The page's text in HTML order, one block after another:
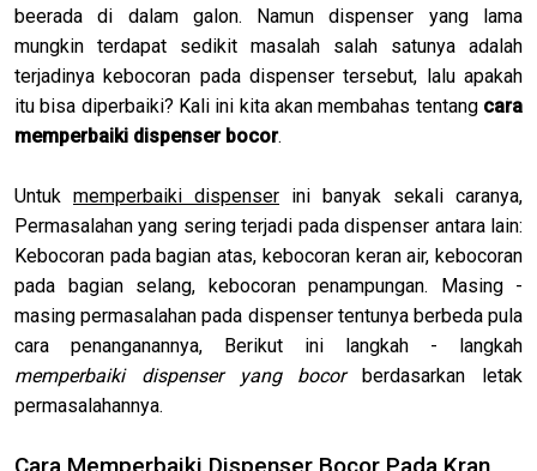
beerada di dalam galon. Namun dispenser yang lama
mungkin terdapat sedikit masalah salah satunya adalah
terjadinya kebocoran pada dispenser tersebut, lalu apakah
itu bisa diperbaiki? Kali ini kita akan membahas tentang cara
memperbaiki dispenser bocor.
Untuk memperbaiki dispenser ini banyak sekali caranya,
Permasalahan yang sering terjadi pada dispenser antara lain:
Kebocoran pada bagian atas, kebocoran keran air, kebocoran
pada bagian selang, kebocoran penampungan. Masing -
masing permasalahan pada dispenser tentunya berbeda pula
cara penanganannya, Berikut ini langkah - langkah
memperbaiki dispenser yang bocorberdasarkan letak
permasalahannya.
Cara Memperbaiki Dispenser Bocor Pada Kran